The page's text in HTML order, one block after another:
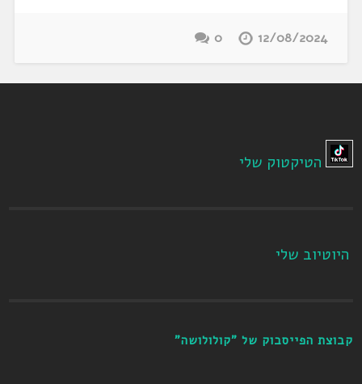
12/08/2024
0
הטיקטוק שלי
היוטיוב שלי
קבוצת הפייסבוק של "קולולושה"